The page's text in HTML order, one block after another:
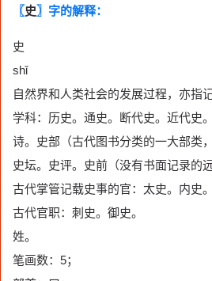
〖史〗字的解释：
史
shǐ
自然界和人类社会的发展过程，亦指
学科：历史。通史。断代史。近代史
诗。史部（古代图书分类的一大部类
史坛。史评。史前（没有书面记录的
古代掌管记载史事的官：太史。内史。
古代官职：刺史。御史。
姓。
笔画数：5；